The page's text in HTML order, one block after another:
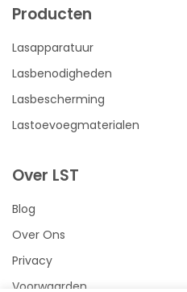
Producten
Lasapparatuur
Lasbenodigheden
Lasbescherming
Lastoevoegmaterialen
Over LST
Blog
Over Ons
Privacy
Voorwaarden